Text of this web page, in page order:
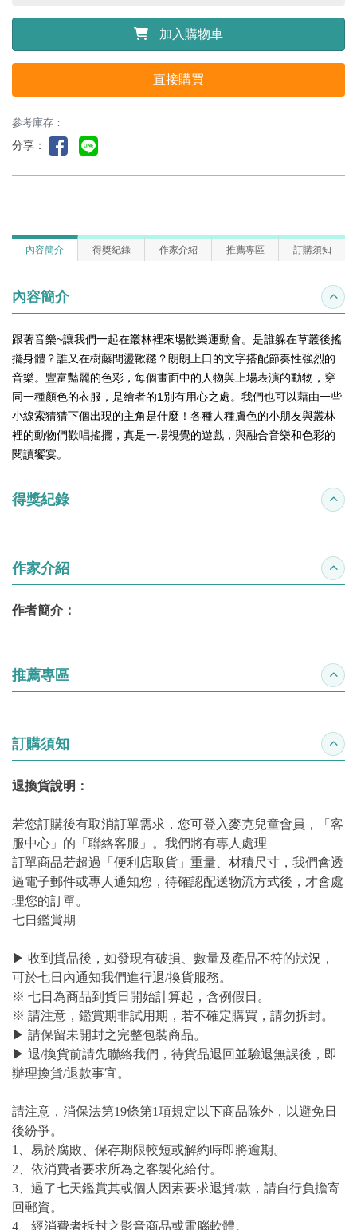
加入購物車
直接購買
參考庫存：
分享：
內容簡介 得獎紀錄 作家介紹 推薦專區 訂購須知
內容簡介 收合
跟著音樂~讓我們一起在叢林裡來場歡樂運動會。是誰躲在草叢後搖
擺身體？誰又在樹藤間盪鞦韆？朗朗上口的文字搭配節奏性強烈的
音樂。豐富豔麗的色彩，每個畫面中的人物與上場表演的動物，穿
同一種顏色的衣服，是繪者的1別有用心之處。我們也可以藉由一些
小線索猜猜下個出現的主角是什麼！各種人種膚色的小朋友與叢林
裡的動物們歡唱搖擺，真是一場視覺的遊戲，與融合音樂和色彩的
閱讀饗宴。
得獎紀錄 收合
作家介紹 收合
作者簡介：
推薦專區 收合
訂購須知 收合
退換貨說明：
若您訂購後有取消訂單需求，您可登入麥克兒童會員，「客
服中心」的「聯絡客服」。我們將有專人處理
訂單商品若超過「便利店取貨」重量、材積尺寸，我們會透
過電子郵件或專人通知您，待確認配送物流方式後，才會處
理您的訂單。
七日鑑賞期
▶ 收到貨品後，如發現有破損、數量及產品不符的狀況，
可於七日內通知我們進行退/換貨服務。
※ 七日為商品到貨日開始計算起，含例假日。
※ 請注意，鑑賞期非試用期，若不確定購買，請勿拆封。
▶ 請保留未開封之完整包裝商品。
▶ 退/換貨前請先聯絡我們，待貨品退回並驗退無誤後，即
辦理換貨/退款事宜。
請注意，消保法第19條第1項規定以下商品除外，以避免日
後紛爭。
1、易於腐敗、保存期限較短或解約時即將逾期。
2、依消費者要求所為之客製化給付。
3、過了七天鑑賞其或個人因素要求退貨/款，請自行負擔寄
回郵資。
4、經消費者拆封之影音商品或電腦軟體。